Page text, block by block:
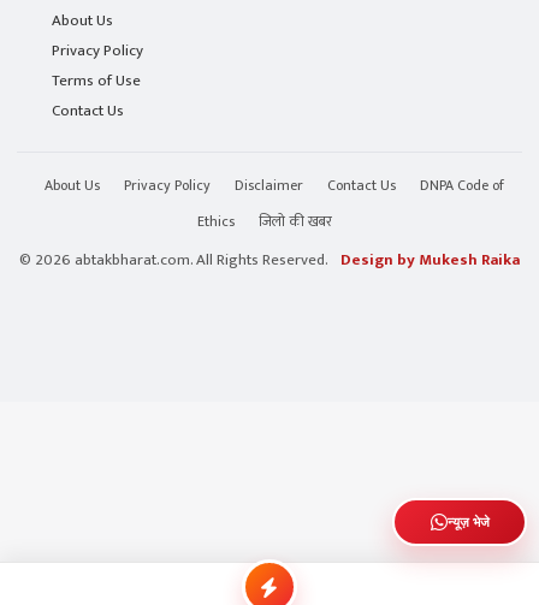
About Us
Privacy Policy
Terms of Use
Contact Us
About Us Privacy Policy Disclaimer Contact Us
DNPA Code of
Ethics
जिलो की खबर
© 2026 abtakbharat.com. All Rights Reserved. Design by Mukesh Raika
न्यूज़ भेजे